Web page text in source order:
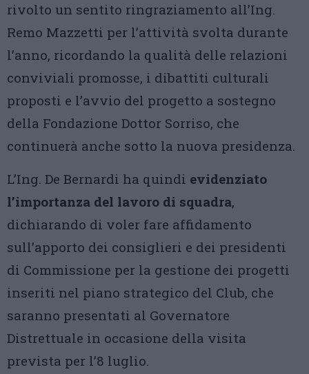
rivolto un sentito ringraziamento all’Ing.
Remo Mazzetti per l’attività svolta durante
l’anno, ricordando la qualità delle relazioni
conviviali promosse, i dibattiti culturali
proposti e l’avvio del progetto a sostegno
della Fondazione Dottor Sorriso, che
continuerà anche sotto la nuova presidenza.
L’Ing. De Bernardi ha quindi evidenziato
l’importanza del lavoro di squadra,
dichiarando di voler fare affidamento
sull’apporto dei consiglieri e dei presidenti
di Commissione per la gestione dei progetti
inseriti nel piano strategico del Club, che
saranno presentati al Governatore
Distrettuale in occasione della visita
prevista per l’8 luglio.